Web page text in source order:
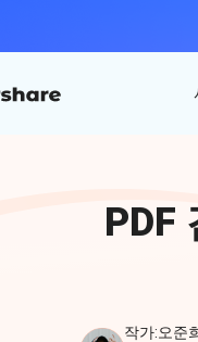
베타 포함 150개 이상 iOS 시
- Android 시스템 복구
없이 아이폰/아이패드 잠금
- 안드로이드 잠금 해제
없이 위치 조작하기
안전한 시스템 마이그레이
PDF
작가:오준